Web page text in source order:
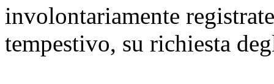
involontariamente
tempestivo, su richiesta